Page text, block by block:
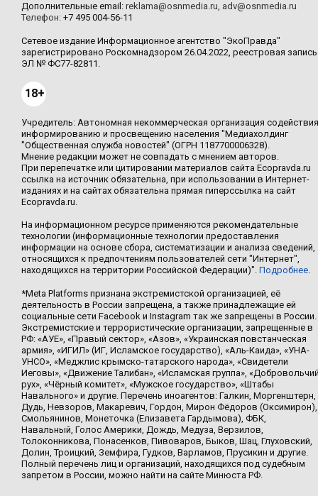
Дополнительные email: reklama@osnmedia.ru, adv@osnmedia.ru
Телефон: +7 495 004-56-11
Сетевое издание Информационное агентство "ЭкоПравда"
зарегистрировано Роскомнадзором 26.04.2022, реестровая запись
ЭЛ № ФС77-82811.
18+
Учредитель: Автономная некоммерческая организация содействия
информированию и просвещению населения "Медиахолдинг
"Общественная служба новостей" (ОГРН 1187700006328).
Мнение редакции может не совпадать с мнением авторов.
При перепечатке или цитировании материалов сайта Ecopravda.ru
ссылка на источник обязательна, при использовании в Интернет-
изданиях и на сайтах обязательна прямая гиперссылка на сайт
Ecopravda.ru.
На информационном ресурсе применяются рекомендательные
технологии (информационные технологии предоставления
информации на основе сбора, систематизации и анализа сведений,
относящихся к предпочтениям пользователей сети "Интернет",
находящихся на территории Российской Федерации)". Подробнее.
*Meta Platforms признана экстремистской организацией, её
деятельность в России запрещена, а также принадлежащие ей
социальные сети Facebook и Instagram так же запрещены в России.
Экстремистские и террористические организации, запрещенные в
РФ: «АУЕ», «Правый сектор», «Азов», «Украинская повстанческая
армия», «ИГИЛ» (ИГ, Исламское государство), «Аль-Каида», «УНА-
УНСО», «Меджлис крымско-татарского народа», «Свидетели
Иеговы», «Движение Талибан», «Исламская группа»,
рух», «Чёрный комитет», «Мужское государство», «Штабы
Навального» и другие. Перечень иноагентов: Галкин, Моргенштерн,
Дудь, Невзоров, Макаревич, Гордон, Мирон Фёдоров (Оксимирон),
Смольянинов, Монеточка (Елизавета Гардымова), ФБК,
Навальный, Голос Америки, Дождь, Медуза, Верзилов,
Толоконникова, Понасенков, Пивоваров, Быков, Шац, Глуховский,
Долин, Троицкий, Земфира, Гудков, Варламов, Прусикин и другие.
Полный перечень лиц и организаций, находящихся под судебным
запретом в России, можно найти на сайте Минюста РФ.